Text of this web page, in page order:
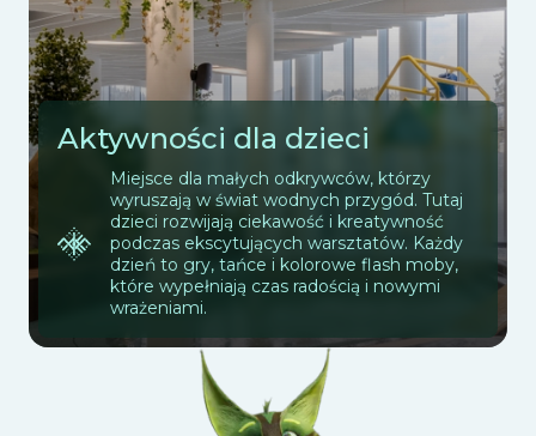
Aktywności dla dzieci
Miejsce dla małych odkrywców, którzy
wyruszają w świat wodnych przygód. Tutaj
dzieci rozwijają ciekawość i kreatywność
podczas ekscytujących warsztatów. Każdy
dzień to gry, tańce i kolorowe flash moby,
które wypełniają czas radością i nowymi
wrażeniami.